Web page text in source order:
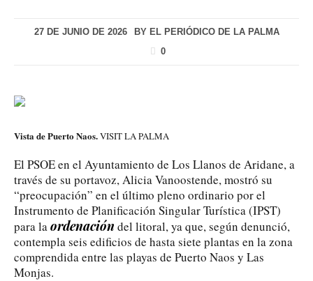
27 DE JUNIO DE 2026 BY EL PERIÓDICO DE LA PALMA
0
Vista de Puerto Naos.VISIT LA PALMA
El PSOE en el Ayuntamiento de Los Llanos de Aridane, a
través de su portavoz, Alicia Vanoostende, mostró su
“preocupación” en el último pleno ordinario por el
Instrumento de Planificación Singular Turística (IPST)
para la ordenación del litoral, ya que, según denunció,
contempla seis edificios de hasta siete plantas en la zona
comprendida entre las playas de Puerto Naos y Las
Monjas.